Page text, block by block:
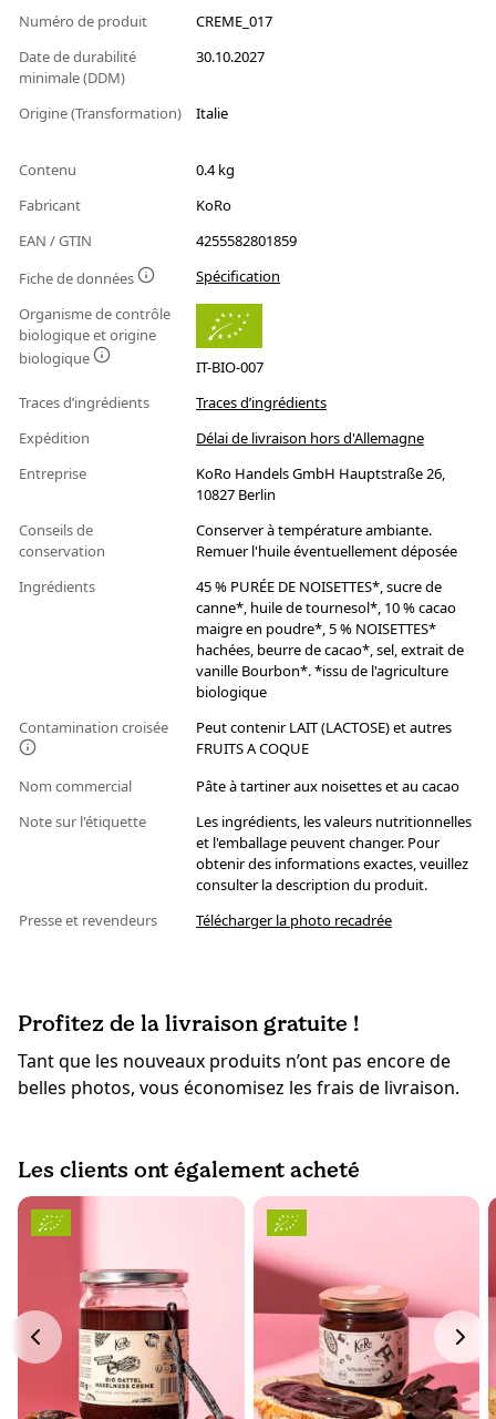
Numéro de produit
CREME_017
Date de durabilité
minimale (DDM)
30.10.2027
Origine (Transformation) Italie
Contenu
0.4 kg
Fabricant
KoRo
EAN / GTIN
4255582801859
Fiche de données
Spécification
Organisme de contrôle
biologique et origine
biologique
IT-BIO-007
Traces d’ingrédients
Traces d’ingrédients
Expédition
Délai de livraison hors d'Allemagne
Entreprise
KoRo Handels GmbH Hauptstraße 26,
10827 Berlin
Conseils de
conservation
Conserver à température ambiante.
Remuer l'huile éventuellement déposée
Ingrédients
45 % PURÉE DE NOISETTES*, sucre de
canne*, huile de tournesol*, 10 % cacao
maigre en poudre*, 5 % NOISETTES*
hachées, beurre de cacao*, sel, extrait de
vanille Bourbon*. *issu de l'agriculture
biologique
Contamination croisée
Peut contenir LAIT (LACTOSE) et autres
FRUITS A COQUE
Nom commercial
Pâte à tartiner aux noisettes et au cacao
Note sur l'étiquette
Les ingrédients, les valeurs nutritionnelles
et l'emballage peuvent changer. Pour
obtenir des informations exactes, veuillez
consulter la description du produit.
Presse et revendeurs
Télécharger la photo recadrée
Profitez de la livraison gratuite !
Tant que les nouveaux produits n’ont pas encore de
belles photos, vous économisez les frais de livraison.
Les clients ont également acheté